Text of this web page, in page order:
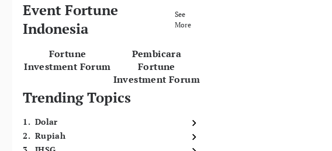
Event Fortune
Indonesia
See
More
Fortune
Investment Forum
Pembicara
Fortune
Investment Forum
Trending Topics
1. Dolar
2. Rupiah